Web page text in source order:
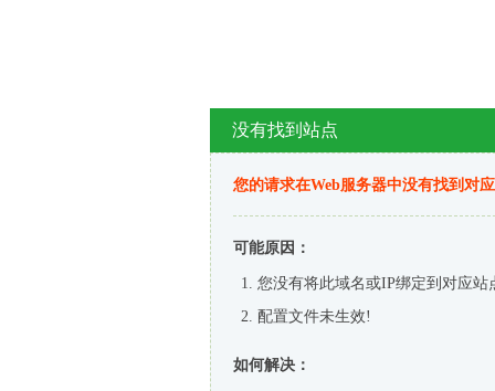
没有找到站点
您的请求在Web服务器中没有找到对
可能原因：
您没有将此域名或IP绑定到对应站
配置文件未生效!
如何解决：